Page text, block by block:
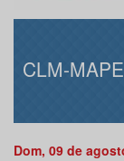
CLM-MAPE
Dom, 09 de